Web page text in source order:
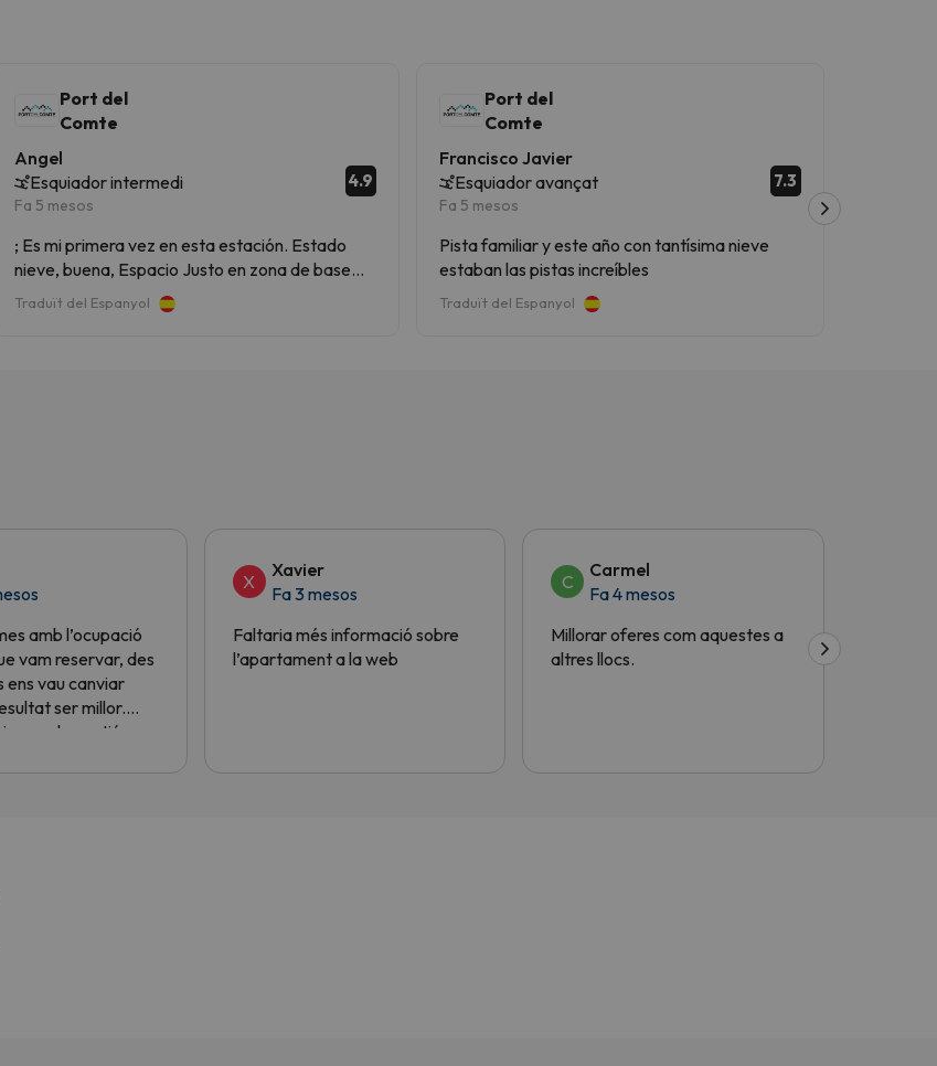
Port del
Comte
Angel
Esquiador intermedi
Fa 5 mesos
4.9
; Es mi primera vez en esta estación. Estado
nieve, buena, Espacio Justo en zona de base
1740….Abarrotado de gente, insuficientes sillas
mesas, para estar sentados bebiendo h
Traduït del Espanyol
Port del
Comte
Francisco Javier
Esquiador avançat
Fa 5 mesos
7.3
Pista familiar y este año con tantísima nieve
estaban las pistas increíbles
Traduït del Espanyol
amb l’ocupació
vam reservar, des
ens vau canviar
ser millor.
per la gestió.
X
Xavier
Fa 3 mesos
Faltaria més informació sobre
l’apartament a la web
C
Carmel
Fa 4 mesos
Millorar oferes com aquestes a
altres llocs.